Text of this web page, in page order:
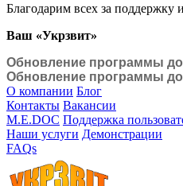
Благодарим всех за поддержку
Ваш «Укрзвит»
Обновление программы до
Обновление программы до
О компании Блог
Контакты Вакансии
M.E.DOC Поддержка
Наши услуги Демонстрации
FAQs